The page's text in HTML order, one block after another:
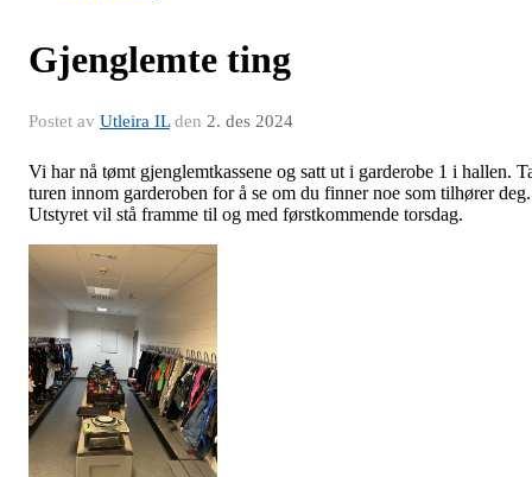
Gjenglemte ting
Postet av Utleira ILden 2. des 2024
Vi har nå tømt gjenglemtkassene og satt ut i garderobe 1 i hallen.
turen innom garderoben for å se om du finner noe som tilhører deg.
Utstyret vil stå framme til og med førstkommende torsdag.